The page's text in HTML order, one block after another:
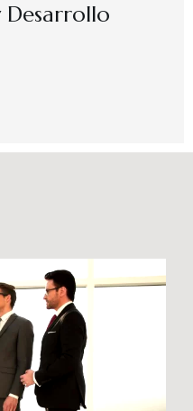
Desarrollo
motivación en el
de trabajo más
soporte
integrales que
los niveles
serie de buenas